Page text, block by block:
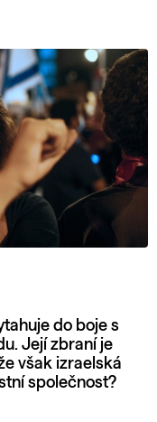
do boje s
Její zbraní je
však izraelská
společnost?